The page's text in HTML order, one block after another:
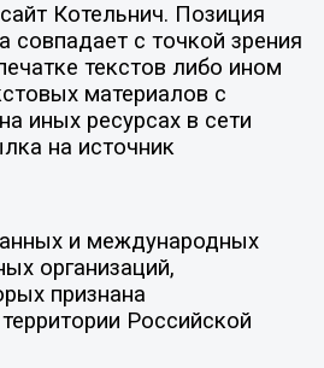
Котельнич. Позиция
совпадает с точкой зрения
текстов либо ином
материалов с
иных ресурсах в сети
на источник
и международных
организаций,
признана
Российской